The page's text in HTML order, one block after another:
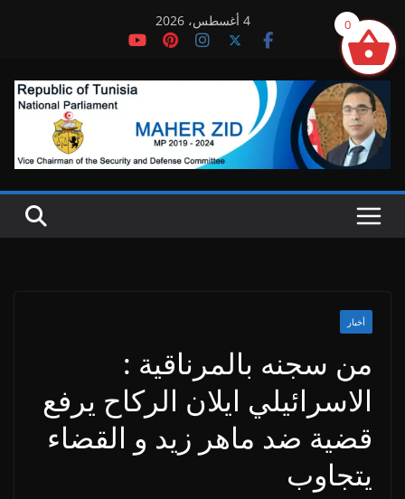
content
4 أغسطس، 2026
أخبار
من سجنه بالمرناقية :
الاسرائيلي ايلان الركاح يرفع
قضية ضد ماهر زيد و القضاء
يتجاوب
0